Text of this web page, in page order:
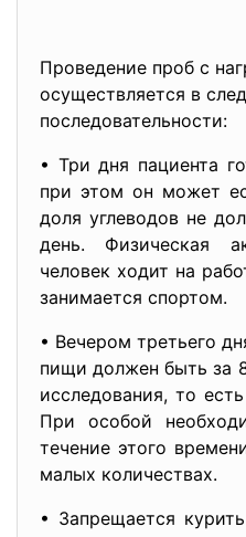
Проведение проб с
осуществляется в
последовательности:
• Три дня пациента
при этом он может
доля углеводов не
день. Физическая
человек ходит на
занимается спортом.
• Вечером третьего
пищи должен быть за
исследования, то
При особой
течение этого
малых количествах.
• Запрещается